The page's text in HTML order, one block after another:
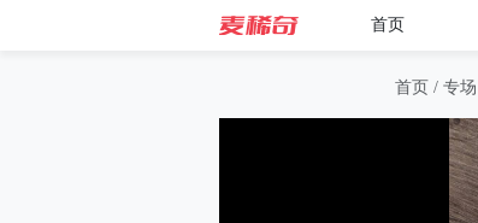
首页
首页 / 专场